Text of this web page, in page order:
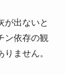
が出ないと
ン依存の観
ません。